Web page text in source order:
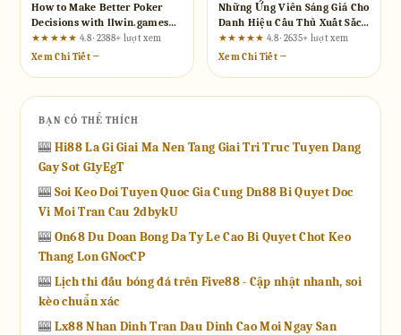
How to Make Better Poker
Decisions with llwin.games
Strategy Guides
★★★★★ 4.8 · 2388+ lượt xem
Xem Chi Tiết →
Những Ứng Viên Sáng Giá Cho
Danh Hiệu Cầu Thủ Xuất Sắc
Nhất World Cup 2026
★★★★★ 4.8 · 2635+ lượt xem
Xem Chi Tiết →
BẠN CÓ THỂ THÍCH
🎰 Hi88 La Gi Giai Ma Nen Tang Giai Tri Truc Tuyen Dang
Gay Sot G1yEgT
🎰 Soi Keo Doi Tuyen Quoc Gia Cung Dn88 Bi Quyet Doc
Vi Moi Tran Cau 2dbykU
🎰 On68 Du Doan Bong Da Ty Le Cao Bi Quyet Chot Keo
Thang Lon GNocCP
🎰 Lịch thi đấu bóng đá trên Five88 - Cập nhật nhanh, soi
kèo chuẩn xác
🎰 Lx88 Nhan Dinh Tran Dau Dinh Cao Moi Ngay San